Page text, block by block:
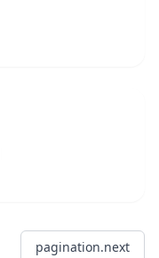
pagination.next